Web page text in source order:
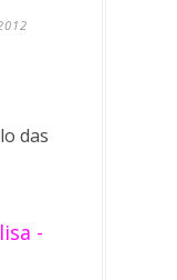
das
-